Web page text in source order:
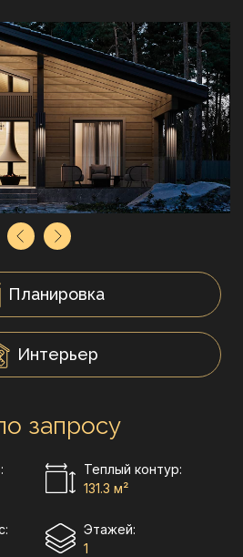
Интерьер
Планировка
Теплый контур:
131.3 м²
запросу
Этажей:
1